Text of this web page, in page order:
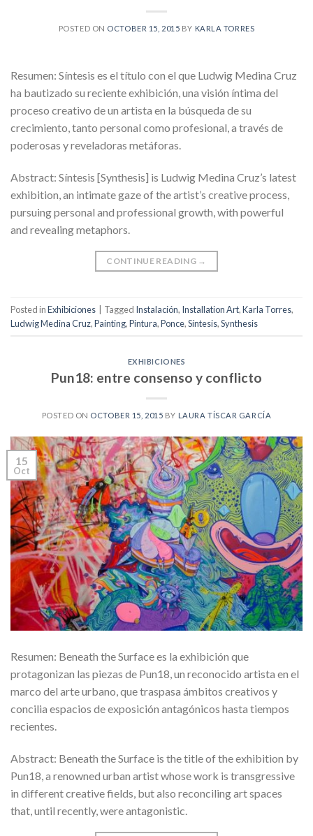
POSTED ON OCTOBER 15, 2015 BY KARLA TORRES
Resumen: Síntesis es el título con el que Ludwig Medina Cruz
ha bautizado su reciente exhibición, una visión íntima del
proceso creativo de un artista en la búsqueda de su
crecimiento, tanto personal como profesional, a través de
poderosas y reveladoras metáforas.
Abstract: Síntesis [Synthesis] is Ludwig Medina Cruz’s latest
exhibition, an intimate gaze of the artist’s creative process,
pursuing personal and professional growth, with powerful
and revealing metaphors.
CONTINUE READING →
Posted inExhibiciones | Tagged Instalación, Installation Art,Karla Torres,
Ludwig Medina Cruz,Painting,Pintura,Ponce,Síntesis,Synthesis
EXHIBICIONES
Pun18: entre consenso y conflicto
POSTED ON OCTOBER 15, 2015 BY LAURA TÍSCAR GARCÍA
15
Oct
Resumen: Beneath the Surface es la exhibición que
protagonizan las piezas de Pun18, un reconocido artista en el
marco del arte urbano, que traspasa ámbitos creativos y
concilia espacios de exposición antagónicos hasta tiempos
recientes.
Abstract: Beneath the Surface is the title of the exhibition by
Pun18, a renowned urban artist whose work is transgressive
in different creative fields, but also reconciling art spaces
that, until recently, were antagonistic.